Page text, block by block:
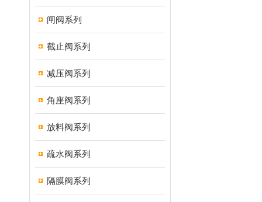
闸阀系列
截止阀系列
减压阀系列
角座阀系列
放料阀系列
疏水阀系列
隔膜阀系列